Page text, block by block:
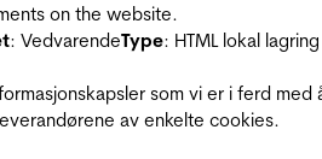
on the website.
: VedvarendeType: HTML lokal lagring
som vi er i ferd med
av enkelte cookies.